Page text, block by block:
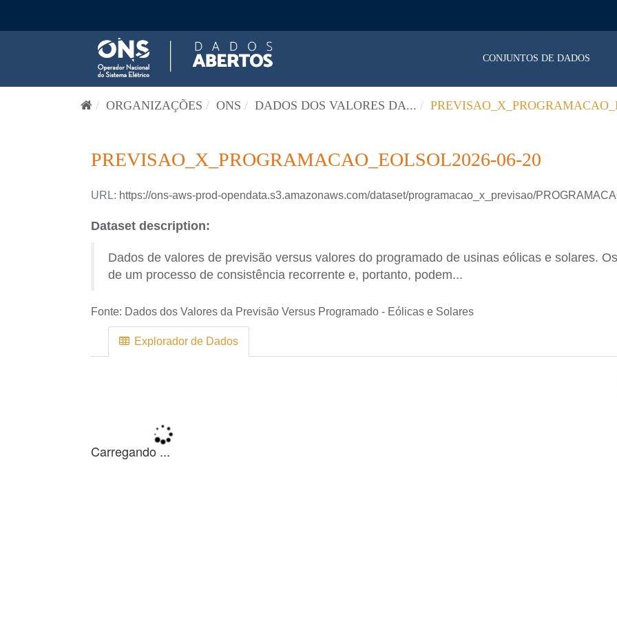
CONJUNTOS DE DADOS
ORGANIZAÇÕES ONS DADOS DOS VALORES DA...
PREVISAO_X_PROGRAMACAO_EOLSOL2026-06-20
URL: https://ons-aws-prod-opendata.s3.amazonaws.com/dataset/programacao_x_previsao/
Dataset description:
Dados de valores de previsão versus valores do programado de usinas eólicas e solares.
de um processo de consistência recorrente e, portanto, podem...
Fonte: Dados dos Valores da Previsão Versus Programado - Eólicas e Solares
Explorador de Dados